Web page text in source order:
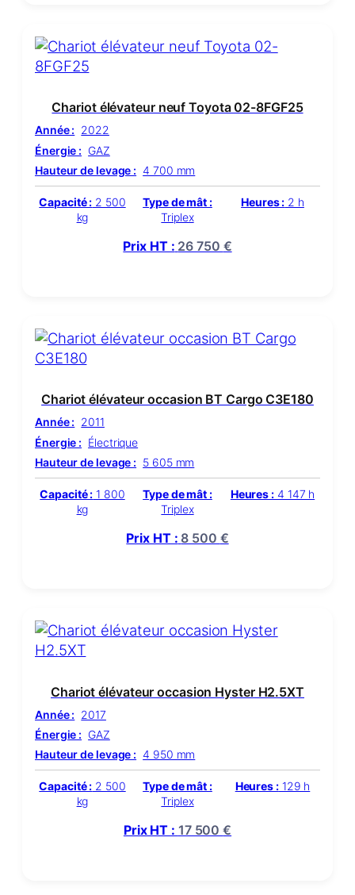
Chariot élévateur neuf Toyota 02-8FGF25
Année : 2022
Énergie : GAZ
Hauteur de levage : 4 700 mm
Capacité : 2 500
kg
Type de mât :
Triplex
Heures : 2 h
Prix HT : 26 750 €
Chariot élévateur occasion BT Cargo C3E180
Année : 2011
Énergie : Électrique
Hauteur de levage : 5 605 mm
Capacité : 1 800
kg
Type de mât :
Triplex
Heures : 4 147 h
Prix HT : 8 500 €
Chariot élévateur occasion Hyster H2.5XT
Année : 2017
Énergie : GAZ
Hauteur de levage : 4 950 mm
Capacité : 2 500
kg
Type de mât :
Triplex
Heures :129 h
Prix HT : 17 500€